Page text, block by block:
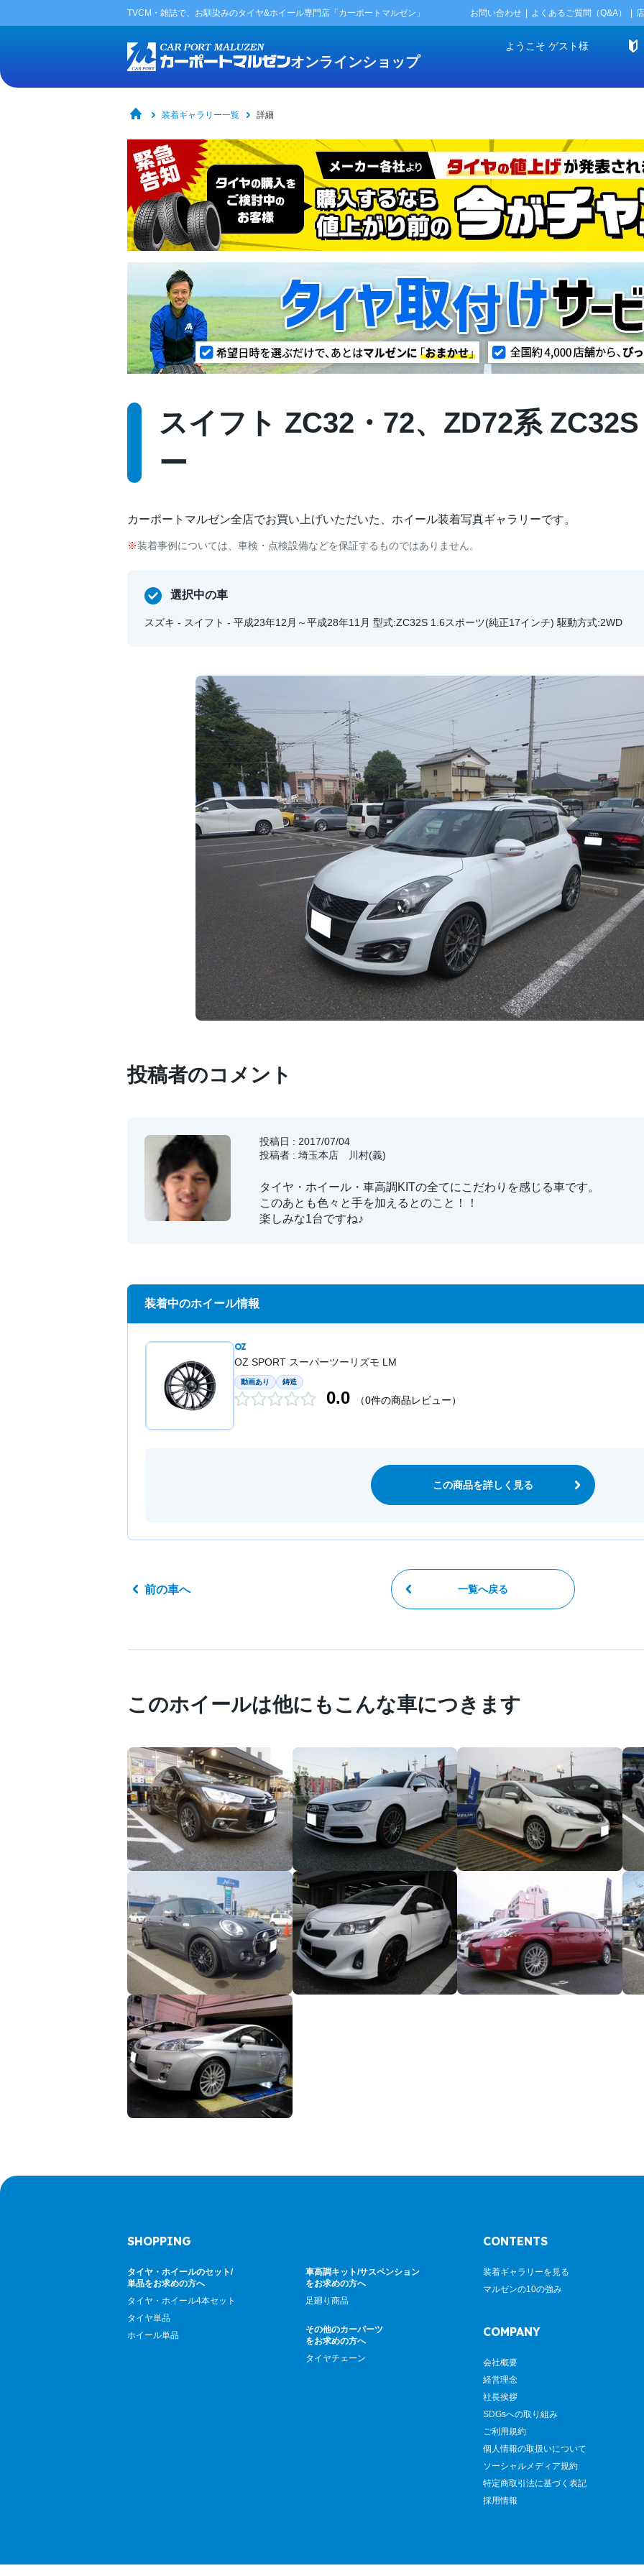
TVCM・雑誌で、お馴染みのタイヤ&ホイール専門店「カーポートマルゼン」 お問い合わせ よくあるご質問（Q&A）
オンラインショップ
ようこそ ゲスト様
装着ギャラリー一覧 詳細
スイフト ZC32・72、ZD72系
ー
カーポートマルゼン全店でお買い上げいただいた、ホイール装着写真ギャラリーです。
装着事例については、車検・点検設備などを保証するものではありません。
選択中の車
スズキ - スイフト - 平成23年12月～平成28年11月 型式:ZC32S 1.6スポーツ(純正17インチ) 駆動方式:2WD
投稿者のコメント
投稿日 : 2017/07/04
投稿者 : 埼玉本店 川村(義)
タイヤ・ホイール・車高調KITの全てにこだわりを感じる車です。
このあとも色々と手を加えるとのこと！！
楽しみな1台ですね♪
装着中のホイール情報
OZ
OZ SPORT スーパーツーリズモ LM
動画あり 鋳造
0.0 （0件の商品レビュー）
この商品を詳しく見る
前の車へ 一覧へ戻る
このホイールは他にもこんな車につきます
SHOPPING
タイヤ・ホイールのセット/
単品をお求めの方へ
タイヤ・ホイール4本セット
タイヤ単品
ホイール単品
車高調キット/サスペンション
をお求めの方へ
足廻り商品
その他のカーパーツ
をお求めの方へ
タイヤチェーン
CONTENTS
装着ギャラリーを見る
マルゼンの10の強み
COMPANY
会社概要
経営理念
社長挨拶
SDGsへの取り組み
ご利用規約
個人情報の取扱いについて
ソーシャルメディア規約
特定商取引法に基づく表記
採用情報